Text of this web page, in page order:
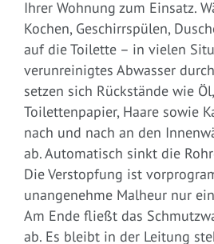
Ihrer Wohnung zum Einsatz.
Kochen, Geschirrspülen,
auf die Toilette – in vielen
verunreinigtes Abwasser
setzen sich Rückstände wie
Toilettenpapier, Haare sowie
nach und nach an den
ab. Automatisch sinkt die
Die Verstopfung ist
unangenehme Malheur nur
Am Ende fließt das
ab. Es bleibt in der Leitung